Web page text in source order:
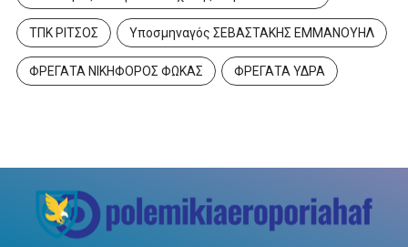
ΤΠΚ ΡΙΤΣΟΣ Υποσμηναγός ΣΕΒΑΣΤΑΚΗΣ ΕΜΜΑΝΟΥΗΛ
ΦΡΕΓΑΤΑ ΝΙΚΗΦΟΡΟΣ ΦΩΚΑΣ ΦΡΕΓΑΤΑ ΥΔΡΑ